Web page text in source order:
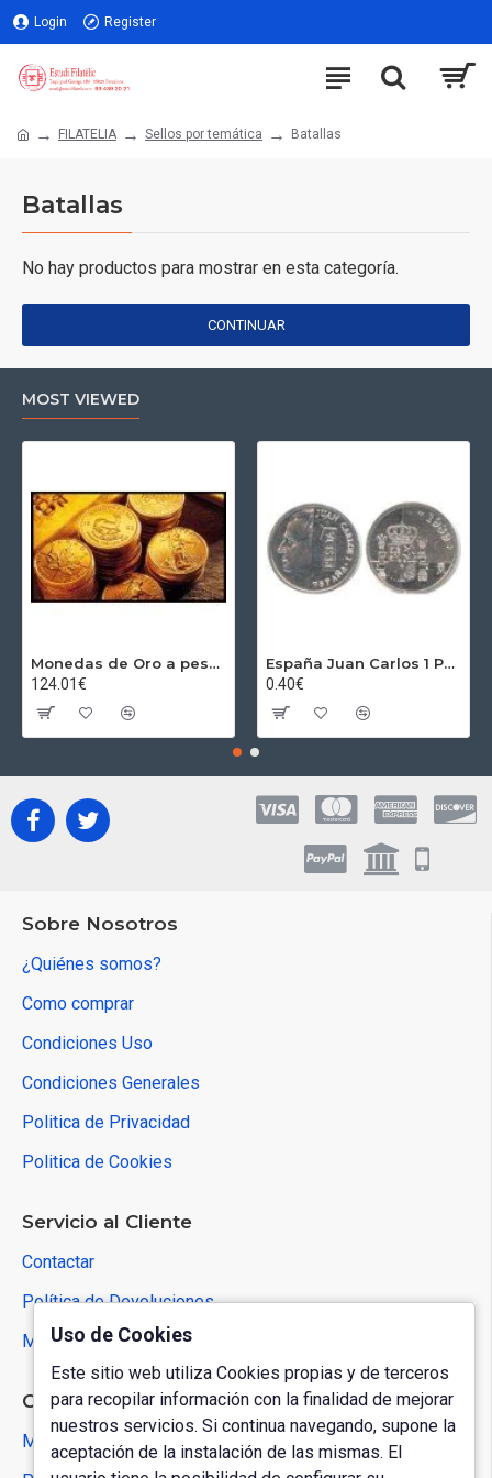
Login Register
FILATELIA Sellos por temática Batallas
Batallas
No hay productos para mostrar en esta categoría.
CONTINUAR
MOST VIEWED
Monedas de Oro a peso por gramos al precio del día + 2,5% Au
124.01€
España Juan Carlos 1 Peseta JC 1989 Madrid ND
0.40€
Sobre Nosotros
¿Quiénes somos?
Como comprar
Condiciones Uso
Condiciones Generales
Politica de Privacidad
Politica de Cookies
Servicio al Cliente
Contactar
Política de Devoluciones
Mapa del Sitio
Cuenta de Usuario
Mi Cuenta
Uso de Cookies
Este sitio web utiliza Cookies propias y de terceros
para recopilar información con la finalidad de mejorar
nuestros servicios. Si continua navegando, supone la
aceptación de la instalación de las mismas. El